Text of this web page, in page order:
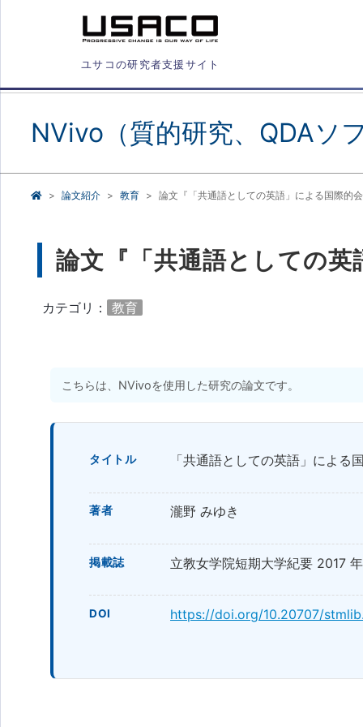
ユサコの研究者支援サイト
NVivo（質的研究、QDAソ
論文紹介 教育 論文『「共通語としての英語」による国際的
論文『「共通語としての
カテゴリ： 教育
こちらは、NVivoを使用した研究の論文です。
タイトル 「共通語としての英語」による
著者 瀧野 みゆき
掲載誌 立教女学院短期大学紀要 2017
DOI https://doi.org/10.20707/